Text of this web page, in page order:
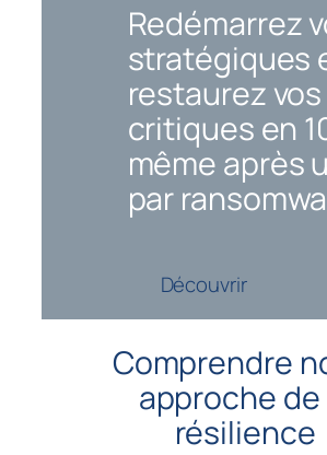
Redémarrez
stratégiques
restaurez vos
critiques en
même après
par
Découvrir
Comprendre
approche de
résilience